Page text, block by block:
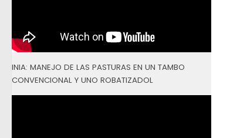
INIA: MANEJO DE LAS PASTURAS EN UN TAMBO
CONVENCIONAL Y UNO ROBATIZADOL